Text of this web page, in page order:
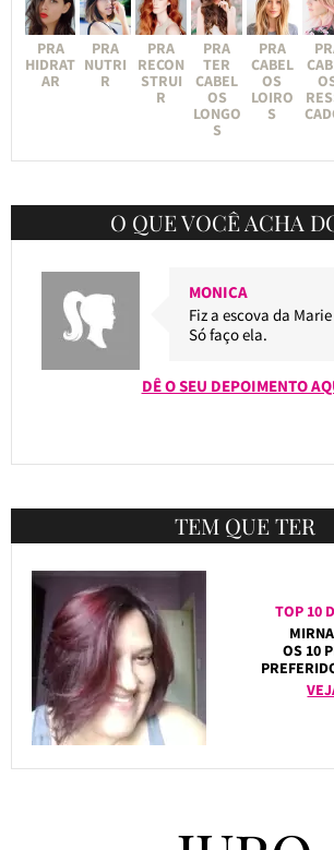
PRA
HIDRAT
AR
PRA
NUTRI
R
PRA
RECON
STRUI
R
PRA
TER
CABEL
OS
LONGO
S
PRA
CABEL
OS
LOIRO
S
O QUE VOCÊ ACHA
MONICA
Fiz a escova da
Só faço ela.
DÊ O SEU DEPOIMENTO
TEM QUE TER
TOP 10
OS 10